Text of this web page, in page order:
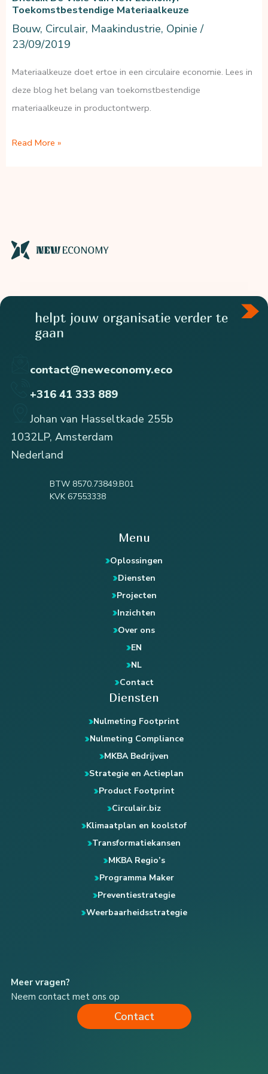
Toekomstbestendige Materiaalkeuze
Bouw, Circulair, Maakindustrie, Opinie /
23/09/2019
Materiaalkeuze doet ertoe in een circulaire economie. Lees in
deze blog het belang van toekomstbestendige
materiaalkeuze in productontwerp.
Drieluik
Toekomstbestendige
Read More »
helpt jouw organisatie verder te
gaan
contact@neweconomy.eco
+316 41 333 889
Johan van Hasseltkade 255b
1032LP, Amsterdam
Nederland
BTW 8570.73849.B01
KVK 67553338
Menu
Oplossingen
Diensten
Projecten
Inzichten
Over ons
EN
NL
Contact
Diensten
Nulmeting Footprint
Nulmeting Compliance
MKBA Bedrijven
Strategie en Actieplan
Product Footprint
Circulair.biz
Klimaatplan en koolstof
Transformatiekansen
MKBA Regio’s
Programma Maker
Preventiestrategie
Weerbaarheidsstrategie
Meer vragen?
Neem contact met ons op
Contact